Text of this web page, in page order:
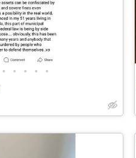
• • • • •